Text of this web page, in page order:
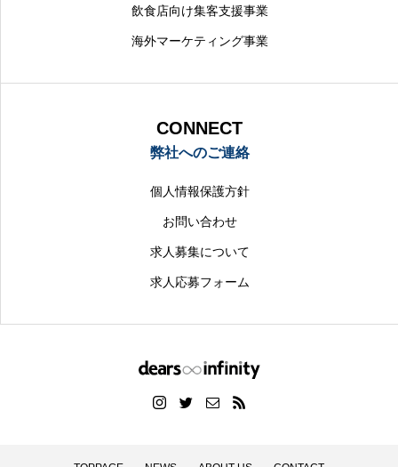
飲食店向け集客支援事業
海外マーケティング事業
CONNECT
弊社へのご連絡
個人情報保護方針
お問い合わせ
求人募集について
求人応募フォーム